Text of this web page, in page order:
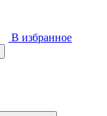
В избранное